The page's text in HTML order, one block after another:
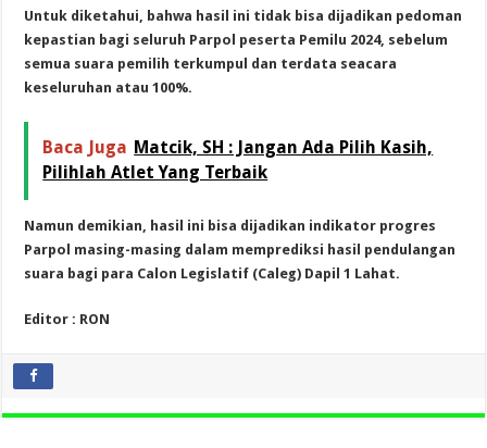
Untuk diketahui, bahwa hasil ini tidak bisa dijadikan pedoman
kepastian bagi seluruh Parpol peserta Pemilu 2024, sebelum
semua suara pemilih terkumpul dan terdata seacara
keseluruhan atau 100%.
Baca Juga Matcik, SH : Jangan Ada Pilih Kasih,
Pilihlah Atlet Yang Terbaik
Namun demikian, hasil ini bisa dijadikan indikator progres
Parpol masing-masing dalam memprediksi hasil pendulangan
suara bagi para Calon Legislatif (Caleg) Dapil 1 Lahat.
Editor : RON